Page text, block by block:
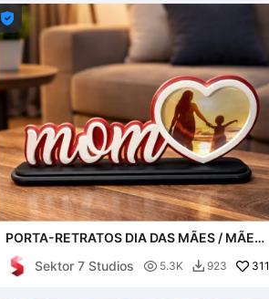

PORTA-RETRATOS DIA DAS MÃES / MÃE
COM CORAÇÃO / PRESENTE PARA A MÃE
Sektor 7 Studios
 5.3K  923 311